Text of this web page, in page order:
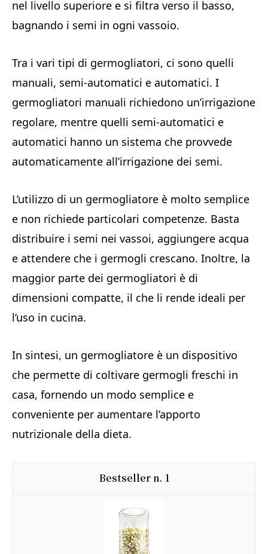
nel livello superiore e si filtra verso il basso,
bagnando i semi in ogni vassoio.
Tra i vari tipi di germogliatori, ci sono quelli
manuali, semi-automatici e automatici. I
germogliatori manuali richiedono un’irrigazione
regolare, mentre quelli semi-automatici e
automatici hanno un sistema che provvede
automaticamente all’irrigazione dei semi.
L’utilizzo di un germogliatore è molto semplice
e non richiede particolari competenze. Basta
distribuire i semi nei vassoi, aggiungere acqua
e attendere che i germogli crescano. Inoltre, la
maggior parte dei germogliatori è di
dimensioni compatte, il che li rende ideali per
l’uso in cucina.
In sintesi, un germogliatore è un dispositivo
che permette di coltivare germogli freschi in
casa, fornendo un modo semplice e
conveniente per aumentare l’apporto
nutrizionale della dieta.
1